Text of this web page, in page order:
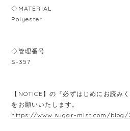
◇MATERIAL
Polyester
◇管理番号
S-357
【NOTICE】の『必ずはじめにお読み
をお願いいたします。
https://www.sugar-mist.com/blog/